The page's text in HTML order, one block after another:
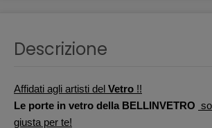
Descrizione
Affidati agli artisti del Vetro !!
Le porte in vetro della BELLINVETRO
giusta per te!